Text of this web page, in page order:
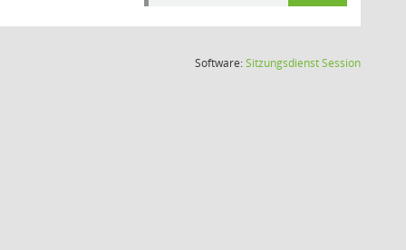
Software:SitzungsdienstSession(Wird in